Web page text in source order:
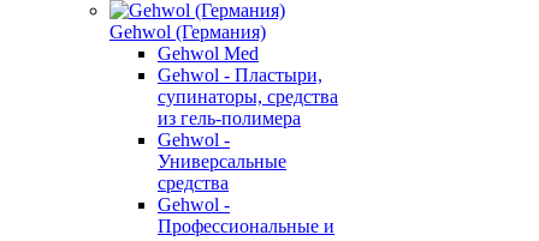
Gehwol (Германия)
Gehwol Med
Gehwol - Пластыри,
супинаторы, средства
из гель-полимера
Gehwol -
Универсальные
средства
Gehwol -
Профессиональные и